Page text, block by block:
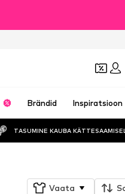
Brändid Inspiratsioon
TASUMINE KAUBA
Vaata